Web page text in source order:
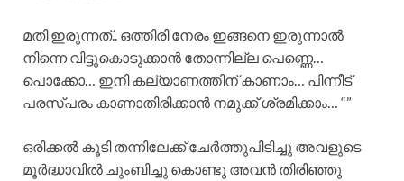
മതി ഇരുന്നത്.. ഒത്തിരി നേരം ഇങ്ങനെ ഇരുന്നാൽ
നിന്നെ വിട്ടുകൊടുക്കാൻ തോന്നില്ല പെണ്ണെ…
പൊക്കോ… ഇനി കല്യാണത്തിന് കാണാം… പിന്നീട്
പരസ്പരം കാണാതിരിക്കാൻ നമുക്ക് ശ്രമിക്കാം… “”
ഒരിക്കൽ കൂടി തന്നിലേക്ക് ചേർത്തുപിടിച്ചു അവളുടെ
മൂർദ്ധാവിൽ ചുംബിച്ചു കൊണ്ടു അവൻ തിരിഞ്ഞു